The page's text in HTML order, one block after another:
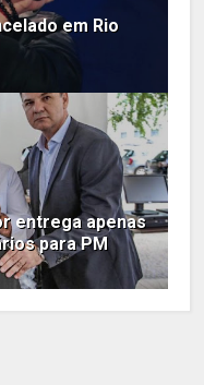
em Rio
entrega apenas
para PM